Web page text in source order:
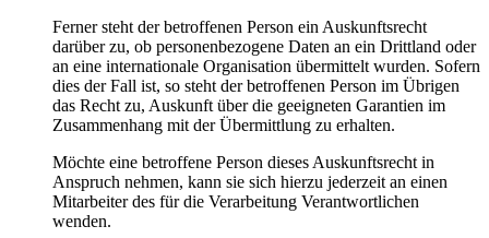
Ferner steht der betroffenen Person ein Auskunftsrecht
darüber zu, ob personenbezogene Daten an ein Drittland oder
an eine internationale Organisation übermittelt wurden. Sofern
dies der Fall ist, so steht der betroffenen Person im Übrigen
das Recht zu, Auskunft über die geeigneten Garantien im
Zusammenhang mit der Übermittlung zu erhalten.
Möchte eine betroffene Person dieses Auskunftsrecht in
Anspruch nehmen, kann sie sich hierzu jederzeit an einen
Mitarbeiter des für die Verarbeitung Verantwortlichen
wenden.